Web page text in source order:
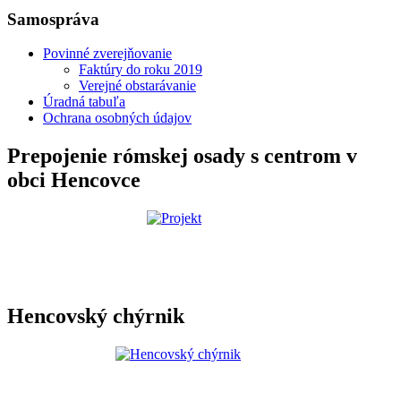
Samospráva
Povinné zverejňovanie
Faktúry do roku 2019
Verejné obstarávanie
Úradná tabuľa
Ochrana osobných údajov
Prepojenie rómskej osady s centrom v
obci Hencovce
Hencovský chýrnik